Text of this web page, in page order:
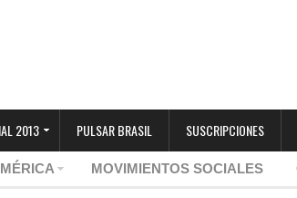
2013 PULSAR BRASIL SUSCRIPCIONES
MOVIMIENTOS SOCIALES